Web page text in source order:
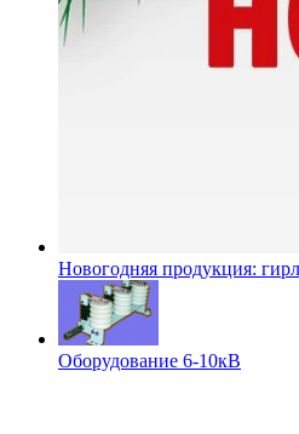
Новогодняя продукция:
Оборудование 6-10кВ